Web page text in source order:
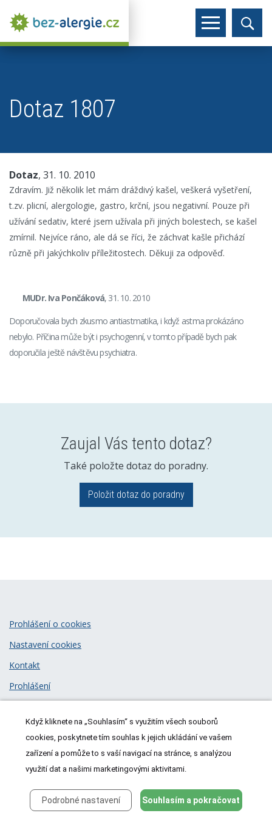
Dotaz 1807
Dotaz, 31. 10. 2010
Zdravím. Již několik let mám dráždivý kašel, veškerá vyšetření,
t.zv. plicní, alergologie, gastro, krční, jsou negativní. Pouze při
užívání sedativ, které jsem užívala při jiných bolestech, se kašel
zmírnil. Nejvíce ráno, ale dá se říci, že záchvat kašle přichází
různě při jakýchkoliv příležitostech. Děkuji za odpověď.
MUDr. Iva Pončáková, 31. 10. 2010
Doporučovala bych zkusmo antiastmatika, i když astma prokázáno
nebylo. Příčina může být i psychogenní, v tomto případě bych pak
doporučila ještě návštěvu psychiatra.
Zaujal Vás tento dotaz?
Také položte dotaz do poradny.
Položit dotaz do poradny
© 2026MeDitorial| ISSN 1805-3408
Prohlášení o cookies
Nastavení cookies
Kontakt
Prohlášení
Když kliknete na „Souhlasím“ s využitím všech souborů
cookies, poskytnete tím souhlas k jejich ukládání ve vašem
zařízení a pomůže to s vaší navigací na stránce, s analýzou
využití dat a našimi marketingovými aktivitami.
Podrobné nastavení Souhlasím a pokračovat